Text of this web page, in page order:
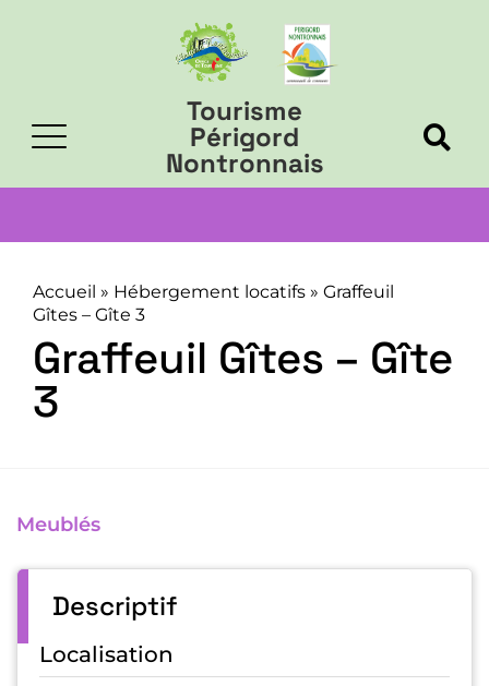
Tourisme
Périgord
Nontronnais
Accueil » Hébergement locatifs » Graffeuil
Gîtes – Gîte 3
Graffeuil Gîtes – Gîte
3
Meublés
Descriptif
Localisation